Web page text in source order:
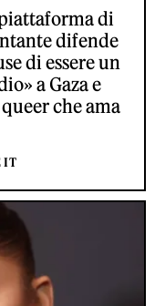
di
difende
di essere un
a Gaza e
che ama
IT